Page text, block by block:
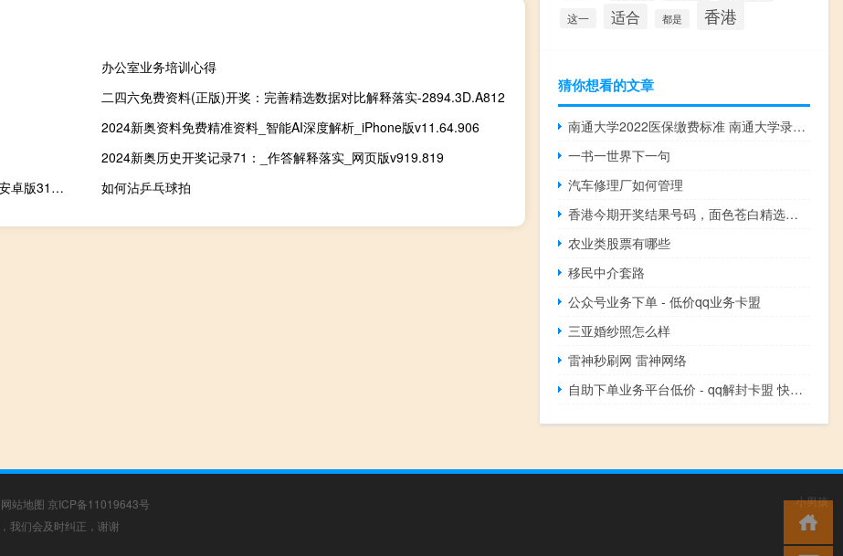
办公室业务培训心得
二四六免费资料(正版)开奖：完善精选数据对比解释落实-2894.3D.A812
2024新奥资料免费精准资料_智能AI深度解析_iPhone版v11.64.906
2024新奥历史开奖记录71：_作答解释落实_网页版v919.819
今晚9点30开什么生肖(今晚一定出准确生肖)--一句引发热议--安卓版311.374
如何沾乒乓球拍
这一 适合 都是 香港
猜你想看的文章
南通大学2022医保缴费标准 南通大学录取分数线2022
一书一世界下一句
汽车修理厂如何管理
香港今期开奖结果号码，面色苍白精选答案落实_体验版584.1
农业类股票有哪些
移民中介套路
公众号业务下单 - 低价qq业务卡盟
三亚婚纱照怎么样
雷神秒刷网 雷神网络
自助下单业务平台低价 - qq解封卡盟 快手涨热度软件
网站地图 京ICP备11019643号
我们会及时纠正，谢谢
小男孩